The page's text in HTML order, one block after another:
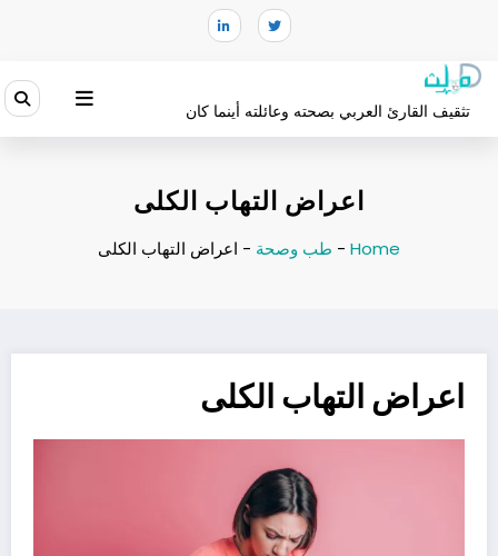
تثقيف القارئ العربي بصحته وعائلته أينما كان
اعراض التهاب الكلى
Home
- طب وصحة - اعراض التهاب الكلى
اعراض التهاب الكلى